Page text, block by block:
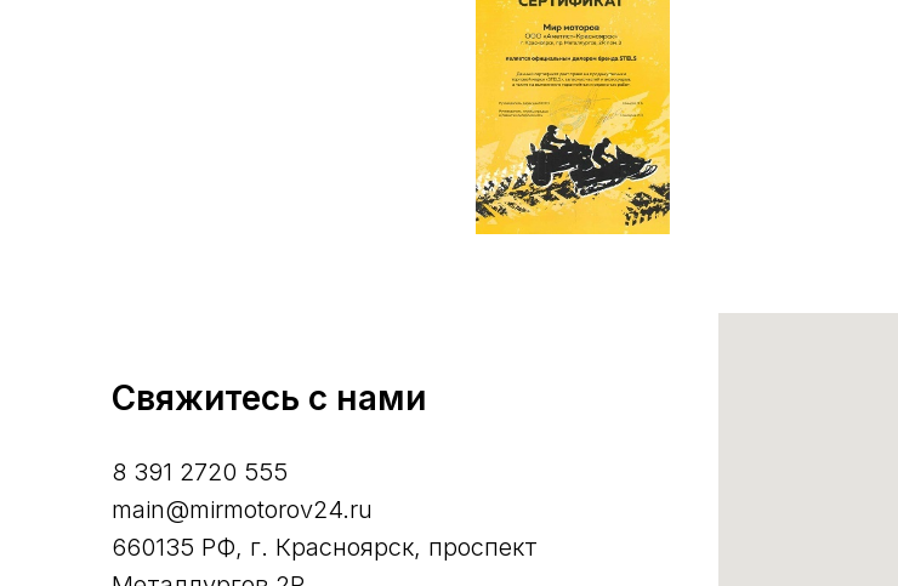
Свяжитесь с нами
8 391 2720 555
main@mirmotorov24.ru
660135 РФ, г. Красноярск, проспект